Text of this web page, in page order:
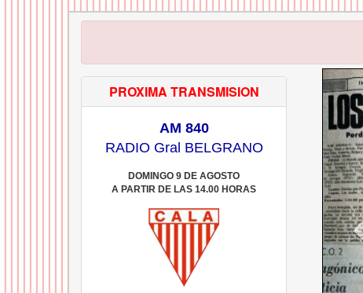
PROXIMA TRANSMISION
AM 840
RADIO Gral BELGRANO
DOMINGO 9 DE AGOSTO
A PARTIR DE LAS 14.00 HORAS